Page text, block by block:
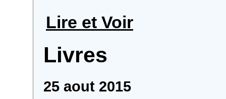
Lire et Voir
Livres
25 aout 2015